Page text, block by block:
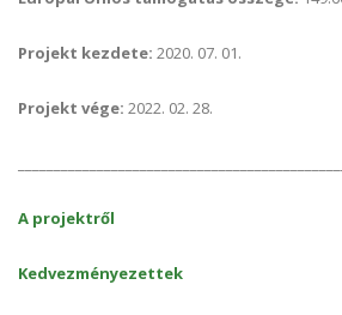
Projekt kezdete: 2020. 07. 01.
Projekt vége: 2022. 02. 28.
A projektről
Kedvezményezettek